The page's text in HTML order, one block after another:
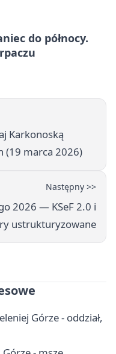
do północy.
Karkonoską
(19 marca 2026)
Następny >>
2026 — KSeF 2.0 i
ustrukturyzowane
Górze - oddział,